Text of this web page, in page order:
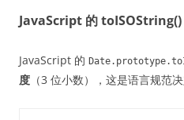
JavaScript 的 toISOString()
JavaScript 的
度 （3 位小数），这是语言规范决